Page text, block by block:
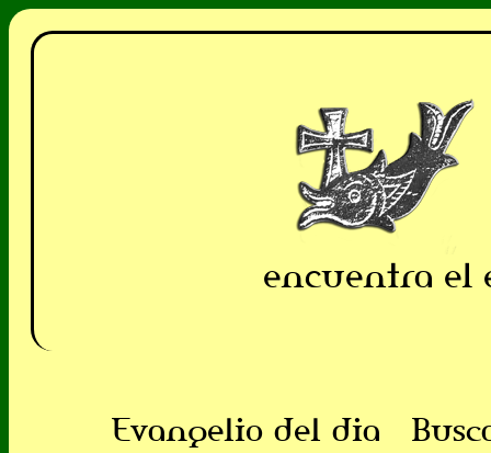
encuentra el
Evangelio del dia